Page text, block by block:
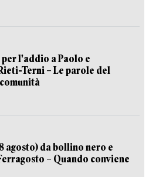
l'addio a Paolo e
Terni – Le parole del
agosto) da bollino nero e
– Quando conviene